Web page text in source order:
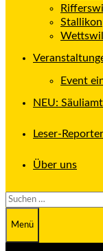
Rifferswil
Stallikon
Event
NEU:
Leser-
Über uns
Suchen
nach:
Menü